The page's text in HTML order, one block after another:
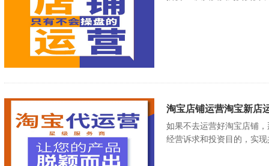
淘宝店铺运营淘宝新店
如果不去运营好淘宝店铺
经营诉求和投资目的，实